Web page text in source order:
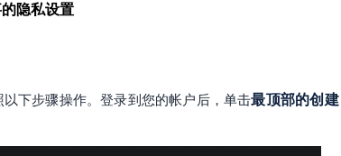
隐私设置
下步骤操作。登录到您的帐户后，单击最顶部的创建